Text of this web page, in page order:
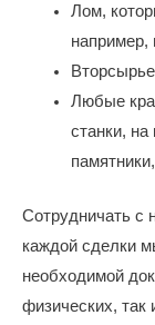
Лом,
например,
Любые
станки, на
Сотрудничать с
каждой сделки
необходимой
физических,